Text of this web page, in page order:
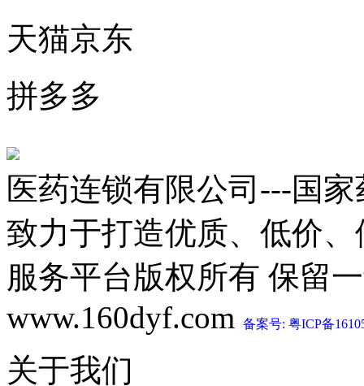
天猫京东
拼多多
医药连锁有限公司---国
致力于打造优质、低价
服务平台版权所有 保留
www.160dyf.com
备案号: 粤ICP备
关于我们